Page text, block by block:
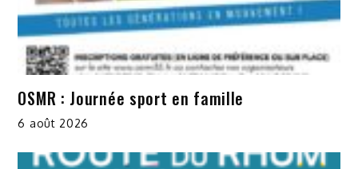
OSMR : Journée sport en famille
6 août 2026